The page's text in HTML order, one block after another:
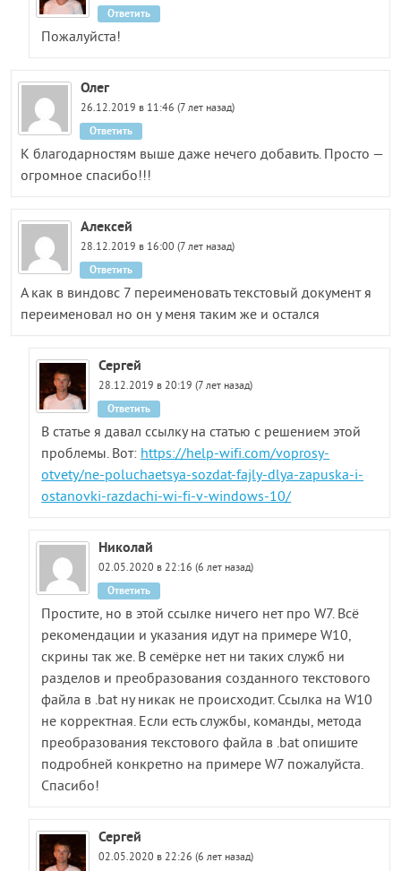
Пожалуйста!
Ответить
Олег
26.12.2019 в 11:46 (7 лет назад)
К благодарностям выше даже нечего добавить. Просто —
огромное спасибо!!!
Ответить
Алексей
28.12.2019 в 16:00 (7 лет назад)
А как в виндовс 7 переименовать текстовый документ я
переименовал но он у меня таким же и остался
Ответить
Сергей
28.12.2019 в 20:19 (7 лет назад)
В статье я давал ссылку на статью с решением этой
проблемы. Вот:https://help-wifi.com/voprosy-
otvety/ne-poluchaetsya-sozdat-fajly-dlya-zapuska-i-
ostanovki-razdachi-wi-fi-v-windows-10/
Ответить
Николай
02.05.2020 в 22:16 (6 лет назад)
Простите, но в этой ссылке ничего нет про W7. Всё
рекомендации и указания идут на примере W10,
скрины так же. В семёрке нет ни таких служб ни
разделов и преобразования созданного текстового
файла в .bat ну никак не происходит. Ссылка на W10
не корректная. Если есть службы, команды, метода
преобразования текстового файла в .bat опишите
подробней конкретно на примере W7 пожалуйста.
Спасибо!
Ответить
Сергей
02.05.2020 в 22:26 (6 лет назад)